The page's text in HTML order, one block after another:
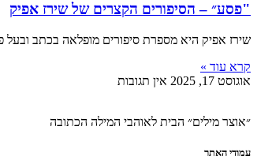
"פסע״ – הסיפורים הקצרים של שירז אפיק
שירז אפיק היא מספרת סיפורים מופלאה בכתב ובעל
קרא עוד »
אוגוסט 17, 2025
אין תגובות
״אוצר מילים״ הבית לאוהבי המילה הכתובה
עמודי האתר